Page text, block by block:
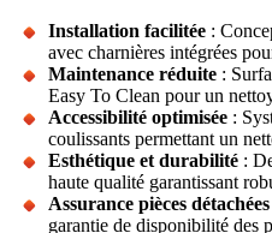
Installation facilitée :
avec charnières intégrées
Maintenance réduite :
Easy To Clean pour un
Accessibilité optimisée :
coulissants permettant un
Esthétique et durabilité :
haute qualité garantissant
Assurance pièces détachées
garantie de disponibilité des